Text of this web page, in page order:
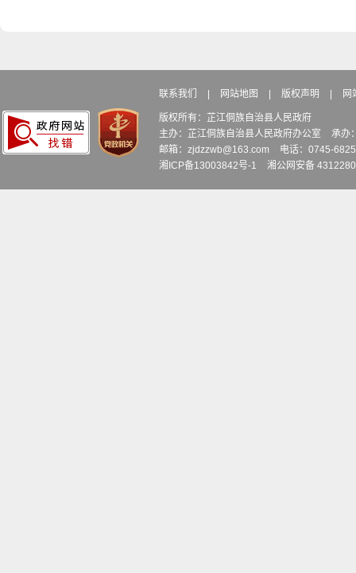
联系我们 网站地图 版权声明 网
版权所有：芷江侗族自治县人民政府
主办：芷江侗族自治县人民政府办公室
承办
邮箱：zjdzzwb@163.com
电话：0745-
湘ICP备13003842号-1
湘公网安备